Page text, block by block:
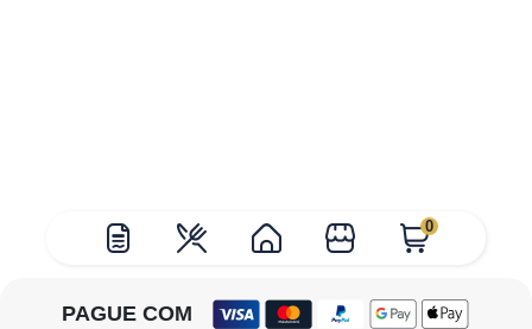
0
PAGUE COM